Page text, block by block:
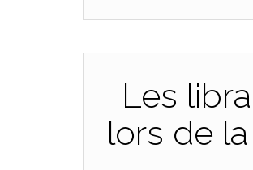
Les
lors de